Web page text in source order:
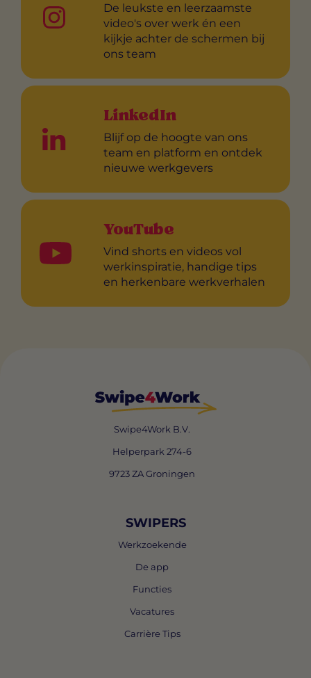
De leukste en leerzaamste
video's over werk én een
kijkje achter de schermen bij
ons team
LinkedIn
Blijf op de hoogte van ons
team en platform en ontdek
nieuwe werkgevers
YouTube
Vind shorts en videos vol
werkinspiratie, handige tips
en herkenbare werkverhalen
Swipe4Work B.V.
Helperpark 274-6
9723 ZA Groningen
SWIPERS
Werkzoekende
De app
Functies
Vacatures
Carrière Tips